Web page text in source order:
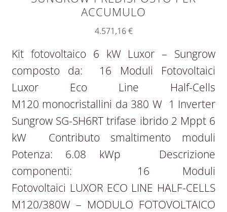
ACCUMULO
4.571,16€
Kit fotovoltaico 6 kW Luxor – Sungrow
composto da: 16 Moduli Fotovoltaici
Luxor Eco Line Half-Cells
M120 monocristallini da 380 W 1 Inverter
Sungrow SG-SH6RT trifase ibrido 2 Mppt 6
kW Contributo smaltimento moduli
Potenza: 6.08 kWp Descrizione
componenti: 16 Moduli
Fotovoltaici LUXOR ECO LINE HALF-CELLS
M120/380W – MODULO FOTOVOLTAICO